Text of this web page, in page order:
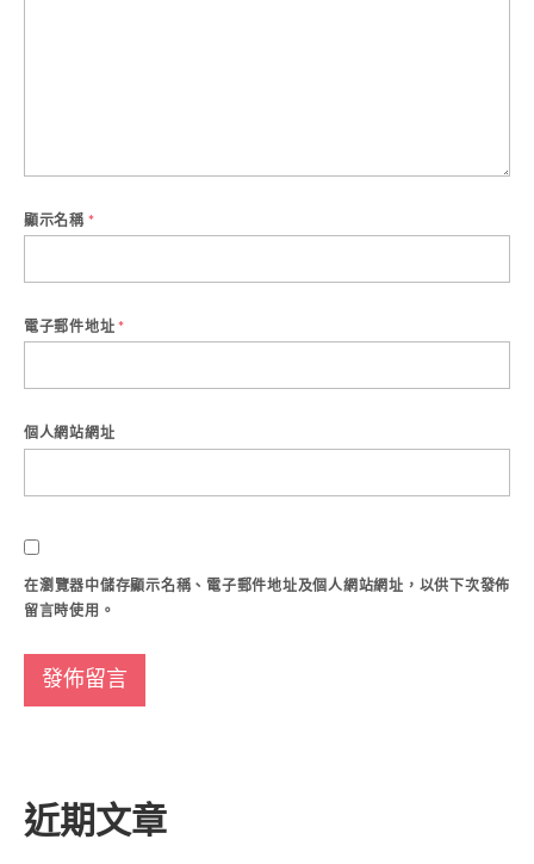
顯示名稱 *
電子郵件地址 *
個人網站網址
在瀏覽器中儲存顯示名稱、電子郵件地址及個人網站網址，以供下次發佈
留言時使用。
近期文章